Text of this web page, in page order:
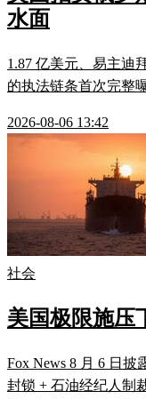
水面
1.87 亿美元、易主
的执法链条首次完整
2026-08-06 13:42
社会
美国极限施压
Fox News 8 月 6 日
封锁 + 石油经纪人制